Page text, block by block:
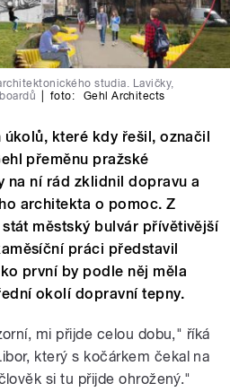
studia. Lavičky,
foto: Gehl Architects
které kdy řešil, označil
přeměnu pražské
na ní rád zklidnil dopravu a
architekta o pomoc. Z
městský bulvár přívětivější
práci představil
první by podle něj měla
okolí dopravní tepny.
mi přijde celou dobu," říká
který s kočárkem čekal na
si tu přijde ohrožený."